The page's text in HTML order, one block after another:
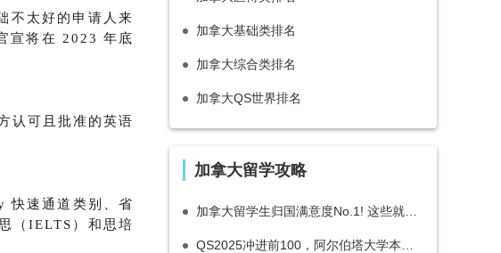
不太好的申请人来
宣将在 2023 年底
认可且批准的英语
快速通道类别、省
（IELTS）和思培
加拿大基础类排名
加拿大综合类排名
加拿大QS世界排名
加拿大留学攻略